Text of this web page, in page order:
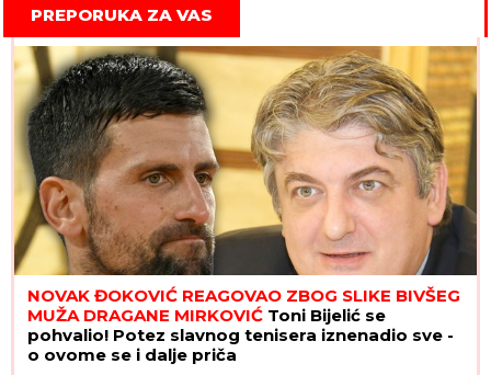
PREPORUKA ZA VAS
NOVAK ĐOKOVIĆ REAGOVAO ZBOG SLIKE BIVŠEG
MUŽA DRAGANE MIRKOVIĆ Toni Bijelić se
pohvalio! Potez slavnog tenisera iznenadio sve -
o ovome se i dalje priča